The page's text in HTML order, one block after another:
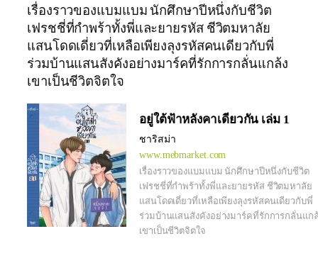
เรื่องราวของแบมแบม นักศึกษาปีหนึ่งกับชีวิต
เฟรชชี่ที่กำพร้าทั้งพี่และยายรหัส ชีวิตมหาลัย
แสนโดดเดี่ยวที่เหลือเพียงลุงรหัสคนเดียวกับพี่
ร่วมบ้านแสนสังคังอย่างมาร์คที่รักการกลั่นแกล้ง
เขาเป็นชีวิตจิตใจ
อยู่ใต้ฟ้าหลังคาเดียวกัน เล่ม 1
ชาริสม่า
www.mebmarket.com
เรื่องราวของแบมแบม นักศึกษาปีหนึ่งกับชีวิต
เฟรชชี่ที่กำพร้าทั้งพี่และยายรหัส ชีวิตมหาลัย
แสนโดดเดี่ยวที่เหลือเพียงลุงรหัสคนเดียวกับพี่
ร่วมบ้านแสนสังคังอย่างมาร์คที่รักการกลั่นแก
เขาเป็นชีวิตจิตใจ